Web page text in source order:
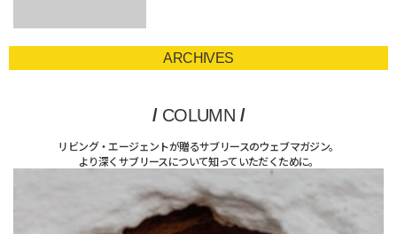
ARCHIVES
/ COLUMN /
リビング・エージェントが贈るサブリースのウェブマガジン。
より深くサブリースについて知っていただくために。